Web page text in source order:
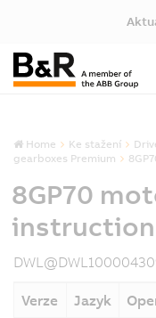
Home Ke stažení
gearboxes Premium
8GP70
Verze Jazyk